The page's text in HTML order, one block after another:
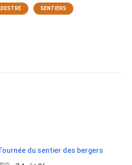
SENTIERS
du sentier des bergers